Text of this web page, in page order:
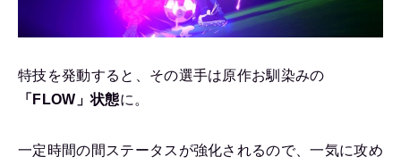
特技を発動すると、その選手は原作お馴染みの
「FLOW」状態に。
一定時間の間ステータスが強化されるので、一気に攻め